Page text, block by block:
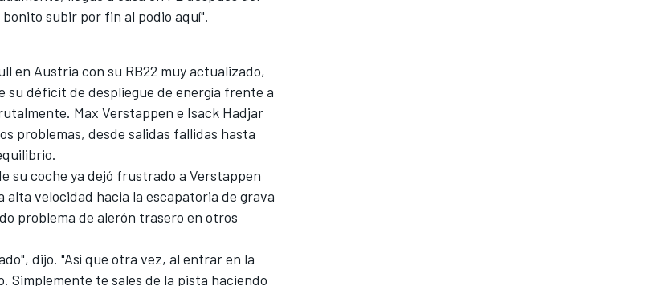
subir por fin al podio aquí".
en Austria con su RB22 muy actualizado,
su déficit de despliegue de energía frente a
Max Verstappen e Isack Hadjar
problemas, desde salidas fallidas hasta
su coche ya dejó frustrado a Verstappen
velocidad hacia la escapatoria de grava
problema de alerón trasero en otros
dijo. "Así que otra vez, al entrar en la
Simplemente te sales de la pista haciendo